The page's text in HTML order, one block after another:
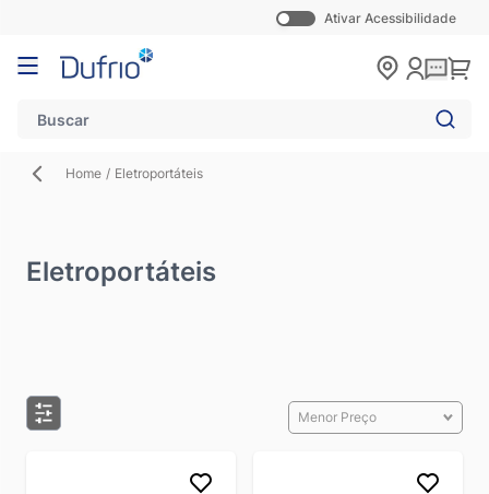
Ativar Acessibilidade
Pular para o conteúdo
Home / Eletroportáteis
Eletroportáteis
Menor Preço